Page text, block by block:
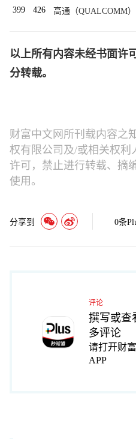
399 426 高通（QUALCOMM）
以上所有内容未经书面许
分转载。
财富中文网所刊载内容之
权有限公司及/或相关权利
许可，禁止进行转载、摘
使用。
分享到 0条
评论
撰写或查
多评论
请打开财
APP